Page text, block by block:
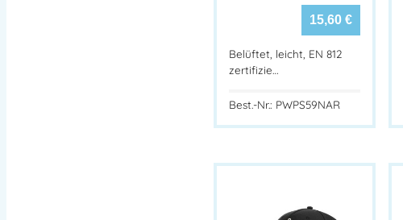
15,60€
Belüftet, leicht, EN 812
zertifizie…
Best.-Nr.: PWPS59NAR